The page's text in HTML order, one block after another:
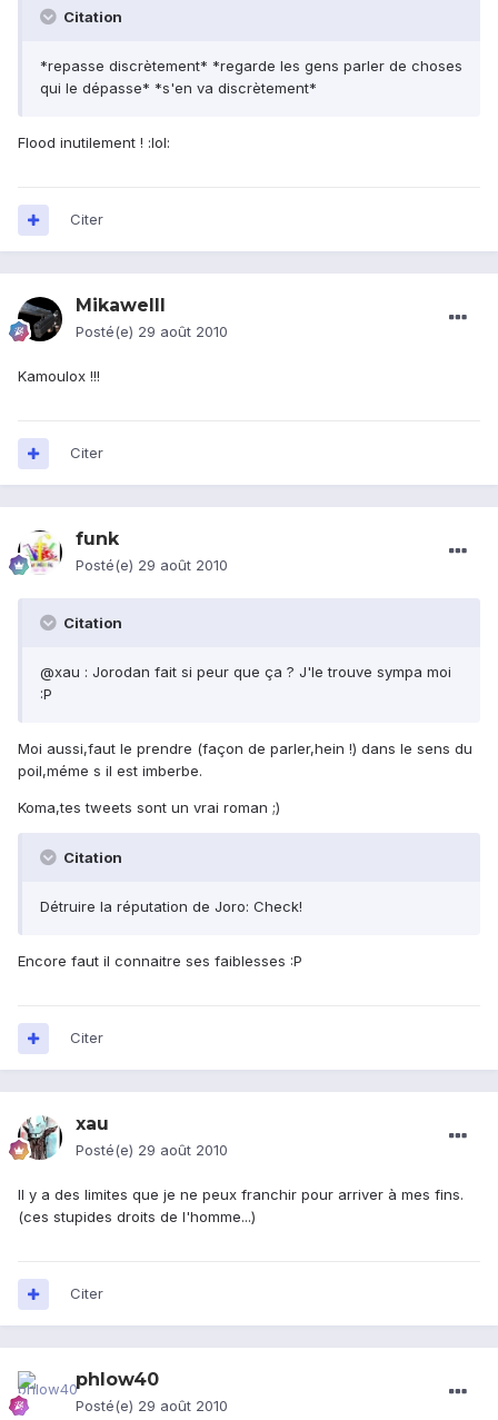
Citation
*repasse discrètement* *regarde les gens parler de choses
qui le dépasse* *s'en va discrètement*
Flood inutilement ! :lol:
Citer
Mikawelll
Posté(e) 29 août 2010
Kamoulox !!!
Citer
funk
Posté(e) 29 août 2010
Citation
@xau : Jorodan fait si peur que ça ? J'le trouve sympa moi
:P
Moi aussi,faut le prendre (façon de parler,hein !) dans le sens du
poil,méme s il est imberbe.
Koma,tes tweets sont un vrai roman ;)
Citation
Détruire la réputation de Joro: Check!
Encore faut il connaitre ses faiblesses :P
Citer
xau
Posté(e) 29 août 2010
Il y a des limites que je ne peux franchir pour arriver à mes fins.
(ces stupides droits de l'homme...)
Citer
phlow40
Posté(e) 29 août 2010